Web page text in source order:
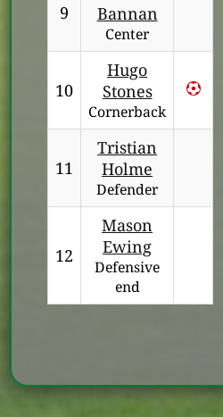
9
Bannan
Center
10
Hugo
Stones
Cornerback
11
Tristian
Holme
Defender
12
Mason
Ewing
Defensive
end